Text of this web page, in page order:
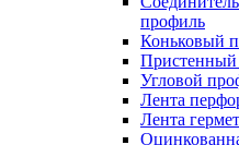
профиль
Коньковый
Угловой
Лента
Лента